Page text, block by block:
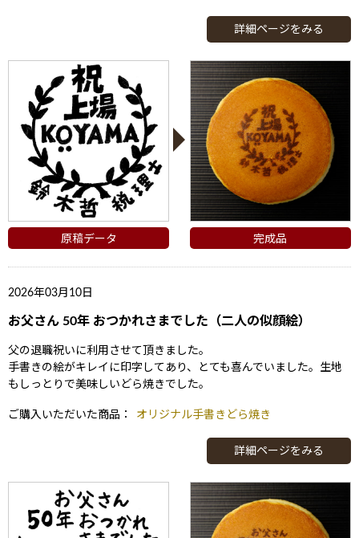
？
フト5選
詳細ページをみる
原稿データ 完成品
2026年03月10日
お父さん 50年 おつかれさまでした（二人の似顔絵）
父の退職祝いに利用させて頂きました。
手書きの絵がキレイに印字してあり、とても喜んでいました。生地
もしっとりで美味しいどら焼きでした。
ご購入いただいた商品： オリジナル手書きどら焼き
詳細ページをみる